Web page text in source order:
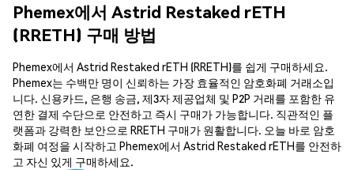
Phemex에서 Astrid Restaked rETH
(RRETH) 구매 방법
Phemex에서 Astrid Restaked rETH (RRETH)를 쉽게 구매하세요.
Phemex는 수백만 명이 신뢰하는 가장 효율적인 암호화폐 거래소입
니다. 신용카드, 은행 송금, 제3자 제공업체 및 P2P 거래를 포함한 유
연한 결제 수단으로 안전하고 즉시 구매가 가능합니다. 직관적인 플
랫폼과 강력한 보안으로 RRETH 구매가 원활합니다. 오늘 바로 암호
화폐 여정을 시작하고 Phemex에서 Astrid Restaked rETH를 안전하
고 자신 있게 구매하세요.